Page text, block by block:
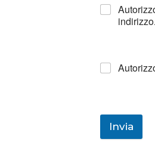
indirizzo.
Invia